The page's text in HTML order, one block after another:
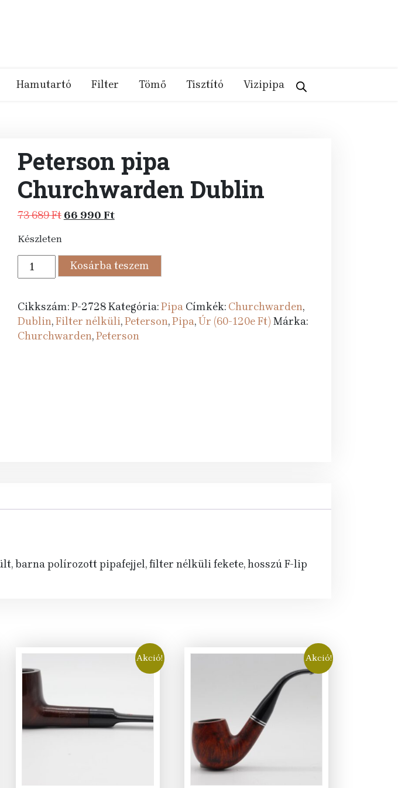
Hamutartó Filter Tömő Tisztító Vizipipa
Peterson pipa
Churchwarden Dublin
73 689Ft Original
73
689 Ft.
66 990 FtCurrent
66
990 Ft.
Készleten
Peterson
pipa
Dublin
mennyiség
Kosárba teszem
Cikkszám:P-2728Kategória:Pipa Címkék: Churchwarden,
Dublin,Filter nélküli,Peterson,Pipa,Úr (60-120e Ft) Márka:
Churchwarden,Peterson
barna polírozott pipafejjel, filter nélküli fekete, hosszú F-lip
Akció! Akció!